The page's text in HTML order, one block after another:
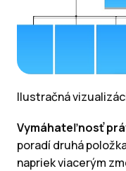
Ilustračná
Vymáhateľnosť
poradí druhá
napriek viacerým